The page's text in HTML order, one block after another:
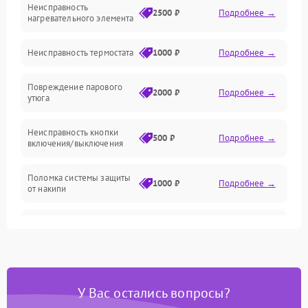
Герметичность
Электроника/Механические
Неисправность
нагревательного элемента
2500 ₽ Подробнее →
Неисправность термостата 1000 ₽ Подробнее →
Повреждение парового
утюга
2000 ₽ Подробнее →
Неисправность кнопки
включения/выключения
500 ₽ Подробнее →
Поломка системы защиты
от накипи
1000 ₽ Подробнее →
Поломка системы
У Вас остались вопросы?